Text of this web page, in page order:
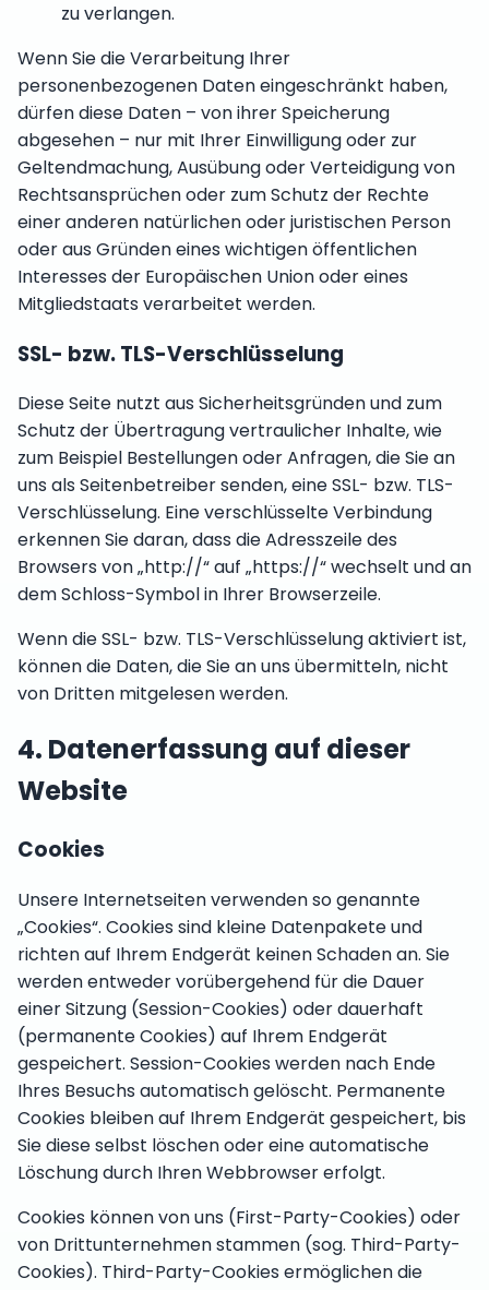
zu verlangen.
Wenn Sie die Verarbeitung Ihrer
personenbezogenen Daten eingeschränkt haben,
dürfen diese Daten – von ihrer Speicherung
abgesehen – nur mit Ihrer Einwilligung oder zur
Geltendmachung, Ausübung oder Verteidigung von
Rechtsansprüchen oder zum Schutz der Rechte
einer anderen natürlichen oder juristischen Person
oder aus Gründen eines wichtigen öffentlichen
Interesses der Europäischen Union oder eines
Mitgliedstaats verarbeitet werden.
SSL- bzw. TLS-Verschlüsselung
Diese Seite nutzt aus Sicherheitsgründen und zum
Schutz der Übertragung vertraulicher Inhalte, wie
zum Beispiel Bestellungen oder Anfragen, die Sie an
uns als Seitenbetreiber senden, eine SSL- bzw. TLS-
Verschlüsselung. Eine verschlüsselte Verbindung
erkennen Sie daran, dass die Adresszeile des
Browsers von „http://“ auf „https://“ wechselt und an
dem Schloss-Symbol in Ihrer Browserzeile.
Wenn die SSL- bzw. TLS-Verschlüsselung aktiviert ist,
können die Daten, die Sie an uns übermitteln, nicht
von Dritten mitgelesen werden.
4. Datenerfassung auf dieser
Website
Cookies
Unsere Internetseiten verwenden so genannte
„Cookies“. Cookies sind kleine Datenpakete und
richten auf Ihrem Endgerät keinen Schaden an. Sie
werden entweder vorübergehend für die Dauer
einer Sitzung (Session-Cookies) oder dauerhaft
(permanente Cookies) auf Ihrem Endgerät
gespeichert. Session-Cookies werden nach Ende
Ihres Besuchs automatisch gelöscht. Permanente
Cookies bleiben auf Ihrem Endgerät gespeichert, bis
Sie diese selbst löschen oder eine automatische
Löschung durch Ihren Webbrowser erfolgt.
Cookies können von uns (First-Party-Cookies) oder
von Drittunternehmen stammen (sog. Third-Party-
Cookies). Third-Party-Cookies ermöglichen die